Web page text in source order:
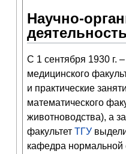
Научно-
С 1 сентября 1930 г.
медицинского
и практические
математического
животноводства), а
факультет ТГУ
кафедра нормальной